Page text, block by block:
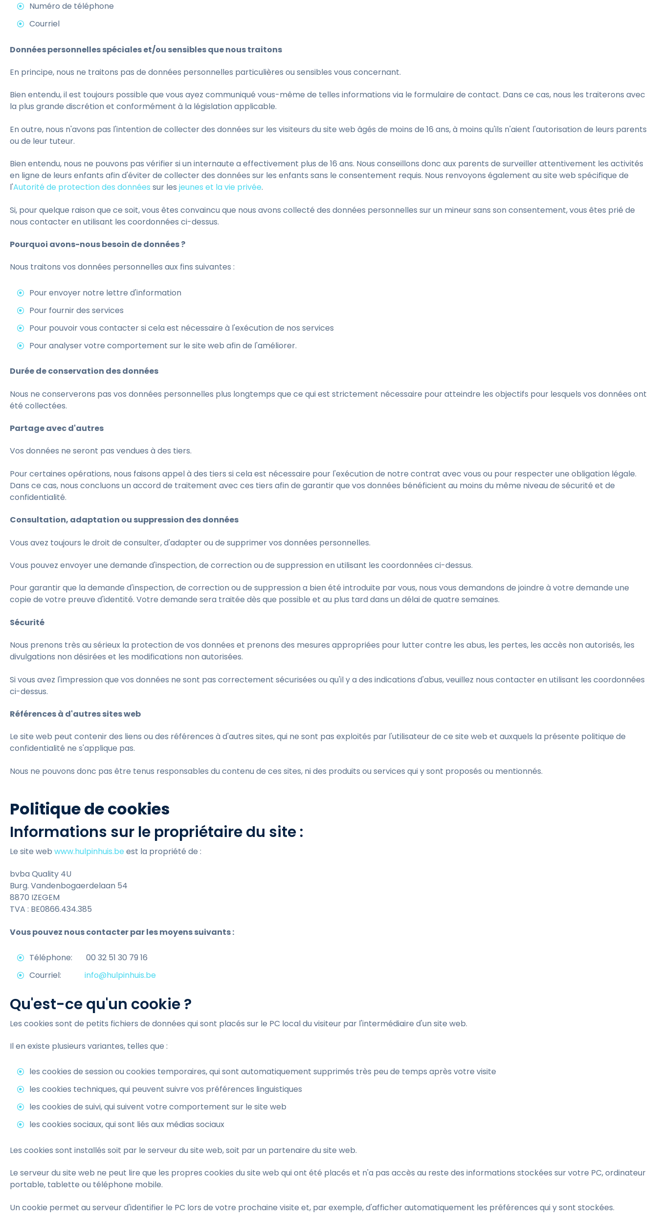
Numéro de téléphone
Courriel
Données personnelles spéciales et/ou sensibles que nous traitons
En principe, nous ne traitons pas de données personnelles particulières ou sensibles vous concernant.
Bien entendu, il est toujours possible que vous ayez communiqué vous-même de telles informations via le formulaire de contact. Dans ce cas, nous les traiterons avec
la plus grande discrétion et conformément à la législation applicable.
En outre, nous n'avons pas l'intention de collecter des données sur les visiteurs du site web âgés de moins de 16 ans, à moins qu'ils n'aient l'autorisation de leurs parents
ou de leur tuteur.
Bien entendu, nous ne pouvons pas vérifier si un internaute a effectivement plus de 16 ans. Nous conseillons donc aux parents de surveiller attentivement les activités
en ligne de leurs enfants afin d'éviter de collecter des données sur les enfants sans le consentement requis. Nous renvoyons également au site web spécifique de
l'Autorité de protection des données sur les jeunes et la vie privée.
Si, pour quelque raison que ce soit, vous êtes convaincu que nous avons collecté des données personnelles sur un mineur sans son consentement, vous êtes prié de
nous contacter en utilisant les coordonnées ci-dessus.
Pourquoi avons-nous besoin de données ?
Nous traitons vos données personnelles aux fins suivantes :
Pour envoyer notre lettre d'information
Pour fournir des services
Pour pouvoir vous contacter si cela est nécessaire à l'exécution de nos services
Pour analyser votre comportement sur le site web afin de l'améliorer.
Durée de conservation des données
Nous ne conserverons pas vos données personnelles plus longtemps que ce qui est strictement nécessaire pour atteindre les objectifs pour lesquels vos données ont
été collectées.
Partage avec d'autres
Vos données ne seront pas vendues à des tiers.
Pour certaines opérations, nous faisons appel à des tiers si cela est nécessaire pour l'exécution de notre contrat avec vous ou pour respecter une obligation légale.
Dans ce cas, nous concluons un accord de traitement avec ces tiers afin de garantir que vos données bénéficient au moins du même niveau de sécurité et de
confidentialité.
Consultation, adaptation ou suppression des données
Vous avez toujours le droit de consulter, d'adapter ou de supprimer vos données personnelles.
Vous pouvez envoyer une demande d'inspection, de correction ou de suppression en utilisant les coordonnées ci-dessus.
Pour garantir que la demande d'inspection, de correction ou de suppression a bien été introduite par vous, nous vous demandons de joindre à votre demande une
copie de votre preuve d'identité. Votre demande sera traitée dès que possible et au plus tard dans un délai de quatre semaines.
Sécurité
Nous prenons très au sérieux la protection de vos données et prenons des mesures appropriées pour lutter contre les abus, les pertes, les accès non autorisés, les
divulgations non désirées et les modifications non autorisées.
Si vous avez l'impression que vos données ne sont pas correctement sécurisées ou qu'il y a des indications d'abus, veuillez nous contacter en utilisant les coordonnées
ci-dessus.
Références à d'autres sites web
Le site web peut contenir des liens ou des références à d'autres sites, qui ne sont pas exploités par l'utilisateur de ce site web et auxquels la présente politique de
confidentialité ne s'applique pas.
Nous ne pouvons donc pas être tenus responsables du contenu de ces sites, ni des produits ou services qui y sont proposés ou mentionnés.
Politique de cookies
Informations sur le propriétaire du site :
Le site web www.hulpinhuis.be est la propriété de :
bvba Quality 4U
Burg. Vandenbogaerdelaan 54
8870 IZEGEM
TVA : BE0866.434.385
Vous pouvez nous contacter par les moyens suivants :
Téléphone: 00 32 51 30 79 16
Courriel: info@hulpinhuis.be
Qu'est-ce qu'un cookie ?
Les cookies sont de petits fichiers de données qui sont placés sur le PC local du visiteur par l'intermédiaire d'un site web.
Il en existe plusieurs variantes, telles que :
les cookies de session ou cookies temporaires, qui sont automatiquement supprimés très peu de temps après votre visite
les cookies techniques, qui peuvent suivre vos préférences linguistiques
les cookies de suivi, qui suivent votre comportement sur le site web
les cookies sociaux, qui sont liés aux médias sociaux
Les cookies sont installés soit par le serveur du site web, soit par un partenaire du site web.
Le serveur du site web ne peut lire que les propres cookies du site web qui ont été placés et n'a pas accès au reste des informations stockées sur votre PC, ordinateur
portable, tablette ou téléphone mobile.
Un cookie permet au serveur d'identifier le PC lors de votre prochaine visite et, par exemple, d'afficher automatiquement les préférences qui y sont stockées.